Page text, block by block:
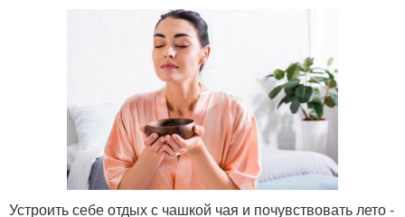
Устроить себе отдых с чашкой чая и почувствовать лето -